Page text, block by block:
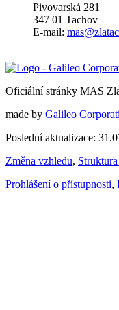
Pivovarská 281
347 01 Tachov
E-mail:
Oficiální stránky MAS
made by Galileo
Poslední aktualizace:
Změna vzhledu,
Prohlášení o přístupnosti,